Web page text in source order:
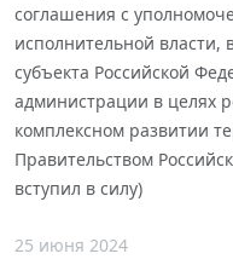
соглашения с
исполнительной
субъекта Российской
администрации в целях
комплексном развитии
Правительством
вступил в силу)
25 июня 2024